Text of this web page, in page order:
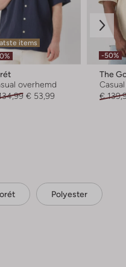
items
overhemd
€ 53,99
-50%
The
€
Polyester